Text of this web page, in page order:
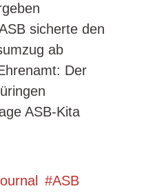
sicherte den
ab
Der
ASB-Kita
ASB